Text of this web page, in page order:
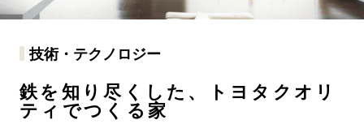
技術・テクノロジー
鉄を知り尽くした、トヨタクオリ
ティでつくる家